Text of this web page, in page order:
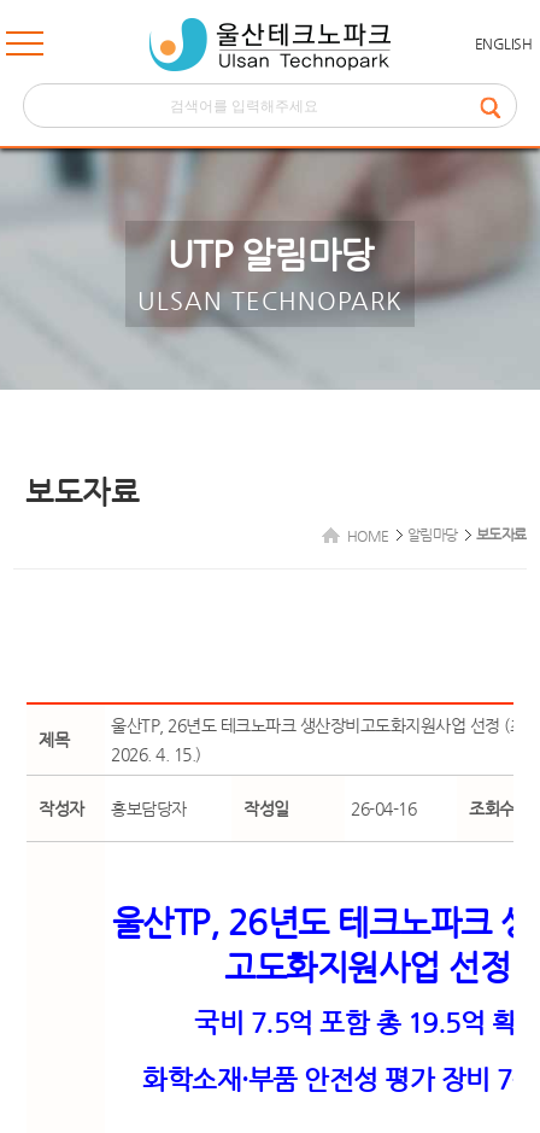
ENGLISH
UTP 알림마당
ULSAN TECHNOPARK
보도자료
HOME 알림마당 보도자료
제목
울산TP, 26년도 테크노파크 생산장비고도화지원사업 선정 (최
2026. 4. 15.)
작성자 홍보담당자 작성일 26-04-16 조회수
울산TP, 26년도 테크노파크 생
고도화지원사업 선정
국비 7.5억 포함 총 19.5억 확보
화학소재 ·부품 안전성 평가 장비 7